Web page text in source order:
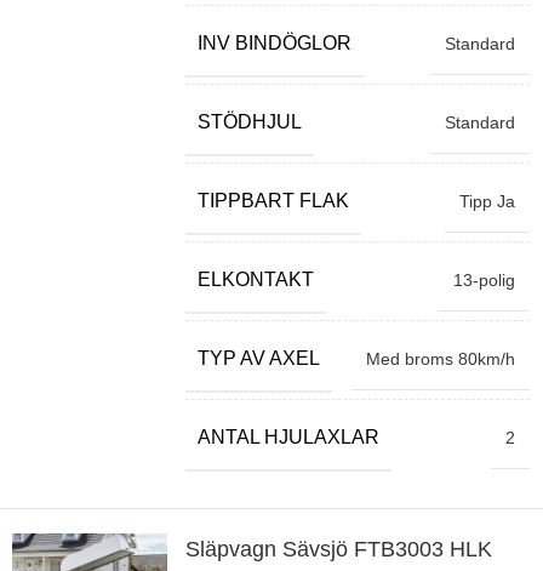
INV BINDÖGLOR Standard
STÖDHJUL Standard
TIPPBART FLAK Tipp Ja
ELKONTAKT 13-polig
TYP AV AXEL Med broms 80km/h
ANTAL HJULAXLAR 2
Släpvagn Sävsjö FTB3003 HLK